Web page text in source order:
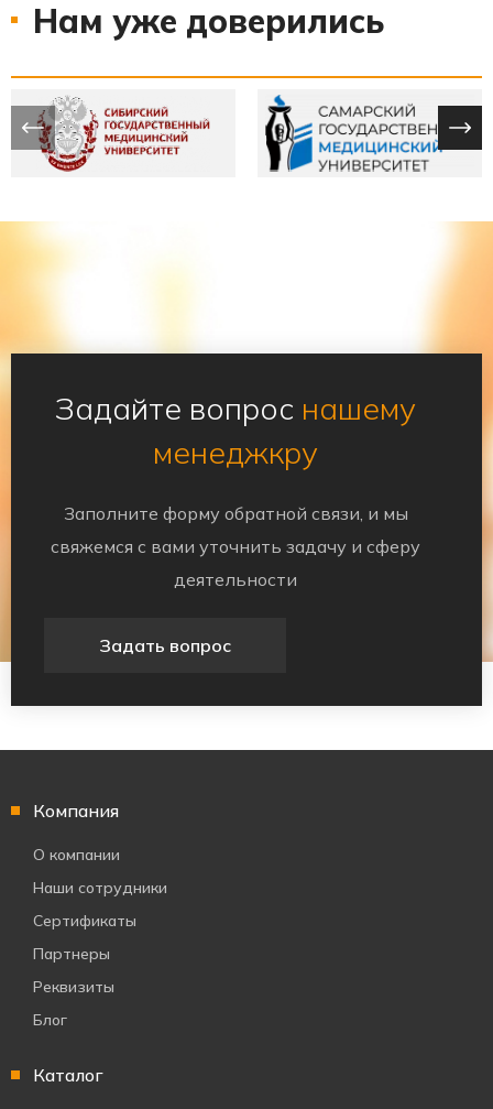
Нам уже доверились
Задайте вопрос нашему
менеджкру
Заполните форму обратной связи, и мы
свяжемся с вами уточнить задачу и сферу
деятельности
Задать вопрос
Компания
О компании
Наши сотрудники
Сертификаты
Партнеры
Реквизиты
Блог
Каталог